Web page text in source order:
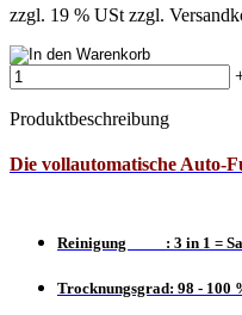
zzgl. 19 % USt zzgl.
Produktbeschreibung
Die vollautomatische Auto-
Reinigung : 3 in 1 =
Trocknungsgrad: 98 - 100